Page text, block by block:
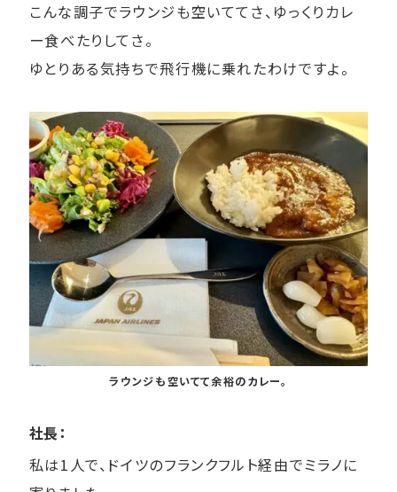
こんな調子でラウンジも空いててさ、ゆっくりカレ
ー食べたりしてさ。
ゆとりある気持ちで飛行機に乗れたわけですよ。
ラウンジも空いてて余裕のカレー。
社長：
私は1人で、ドイツのフランクフルト経由でミラノに